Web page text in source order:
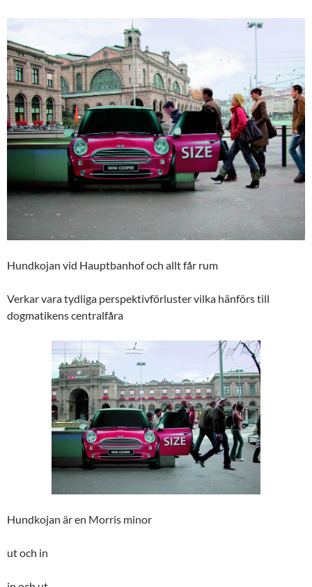
Hundkojan vid Hauptbanhof och allt får rum
Verkar vara tydliga perspektivförluster vilka hänförs till
dogmatikens centralfåra
Hundkojan är en Morris minor
ut och in